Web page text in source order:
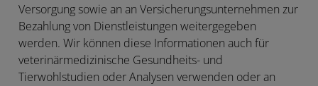
Versorgung sowie an an Versicherungsunternehmen zur
Bezahlung von Dienstleistungen weitergegeben
werden. Wir können diese Informationen auch für
veterinärmedizinische Gesundheits- und
Tierwohlstudien oder Analysen verwenden oder an